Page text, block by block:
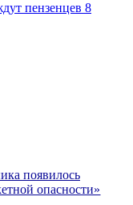
пензенцев 8